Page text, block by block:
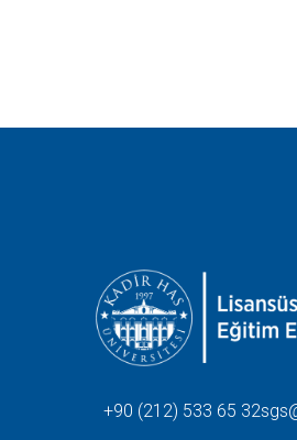
+90 (212) 533 65 32